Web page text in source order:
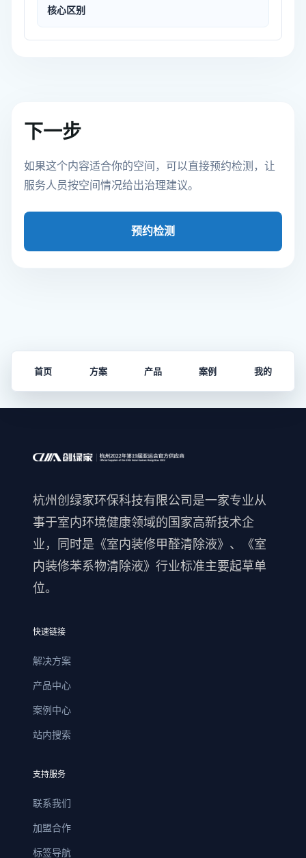
核心区别
下一步
如果这个内容适合你的空间，可以直接预约检测，让
服务人员按空间情况给出治理建议。
预约检测
首页 方案 产品 案例 我的
杭州创绿家环保科技有限公司是一家专业从
事于室内环境健康领域的国家高新技术企
业，同时是《室内装修甲醛清除液》、《室
内装修苯系物清除液》行业标准主要起草单
位。
快速链接
解决方案
产品中心
案例中心
站内搜索
支持服务
联系我们
加盟合作
标签导航